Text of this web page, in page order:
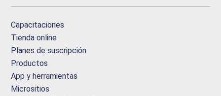
Capacitaciones
Tienda online
Planes de suscripción
Productos
App y herramientas
Micrositios